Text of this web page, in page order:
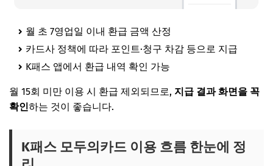
월 초 7영업일 이내 환급 금액 산정
카드사 정책에 따라 포인트·청구 차감 등으로 지급
K패스 앱에서 환급 내역 확인 가능
월 15회 미만 이용 시 환급 제외되므로, 지급 결과 화면을 꼭
확인하는 것이 좋습니다.
K패스 모두의카드 이용 흐름 한눈에 정